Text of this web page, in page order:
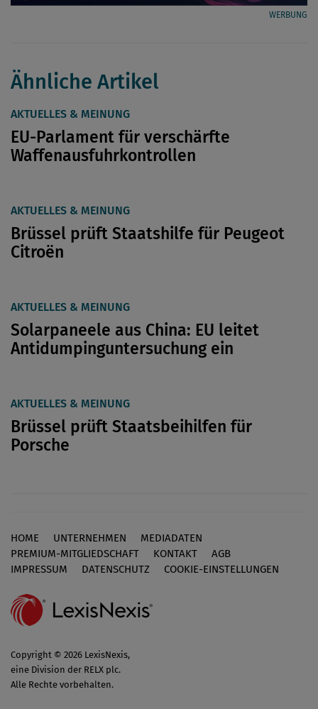
WERBUNG
Ähnliche Artikel
AKTUELLES & MEINUNG
EU-Parlament für verschärfte
Waffenausfuhrkontrollen
AKTUELLES & MEINUNG
Brüssel prüft Staatshilfe für Peugeot
Citroën
AKTUELLES & MEINUNG
Solarpaneele aus China: EU leitet
Antidumpinguntersuchung ein
AKTUELLES & MEINUNG
Brüssel prüft Staatsbeihilfen für
Porsche
Footer
HOME UNTERNEHMEN
MEDIADATEN
PREMIUM-MITGLIEDSCHAFT
KONTAKT
AGB
IMPRESSUM
DATENSCHUTZ COOKIE-EINSTELLUNGEN
Copyright © 2026 LexisNexis,
eine Division der RELX plc.
Alle Rechte vorbehalten.